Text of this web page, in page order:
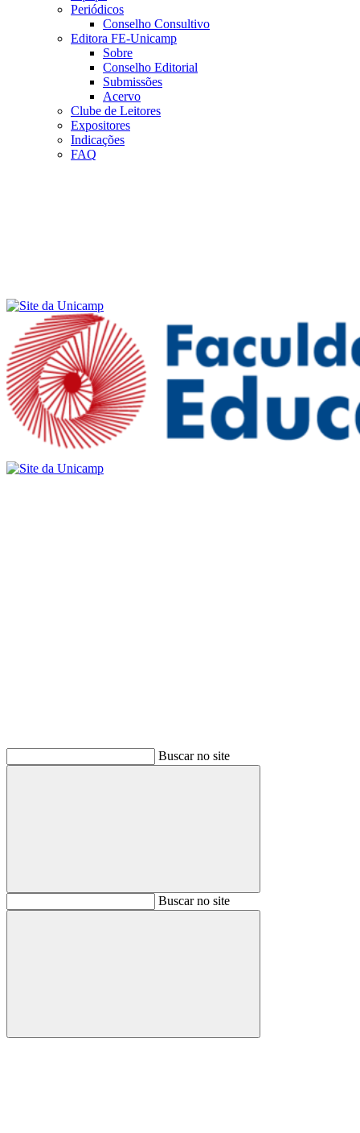
Periódicos
Conselho Consultivo
Editora FE-Unicamp
Sobre
Conselho Editorial
Submissões
Acervo
Clube de Leitores
Expositores
Indicações
FAQ
Buscar no site
BuscarBuscar no site
Buscar